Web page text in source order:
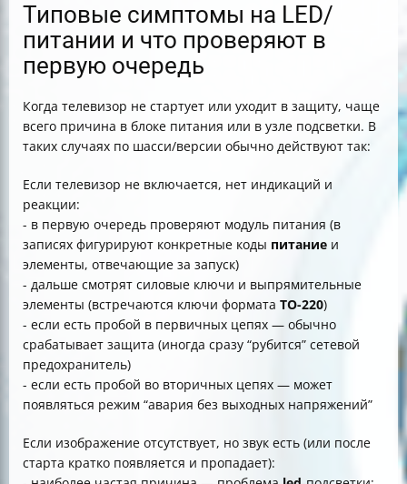
Типовые симптомы на LED/
питании и что проверяют в
первую очередь
Когда телевизор не стартует или уходит в защиту, чаще
всего причина в блоке питания или в узле подсветки. В
таких случаях по шасси/версии обычно действуют так:
Если телевизор не включается, нет индикаций и
реакции:
- в первую очередь проверяют модуль питания (в
записях фигурируют конкретные коды питание и
элементы, отвечающие за запуск)
- дальше смотрят силовые ключи и выпрямительные
элементы (встречаются ключи формата TO-220)
- если есть пробой в первичных цепях — обычно
срабатывает защита (иногда сразу “рубится” сетевой
предохранитель)
- если есть пробой во вторичных цепях — может
появляться режим “авария без выходных напряжений”
Если изображение отсутствует, но звук есть (или после
старта кратко появляется и пропадает):